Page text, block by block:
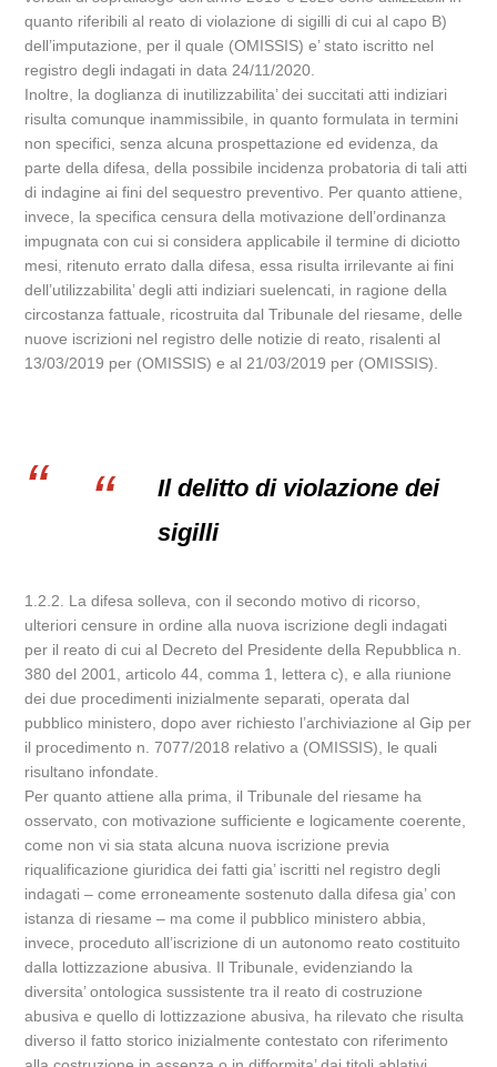
quanto riferibili al reato di violazione di sigilli di cui al capo B)
dell’imputazione, per il quale (OMISSIS) e’ stato iscritto nel
registro degli indagati in data 24/11/2020.
Inoltre, la doglianza di inutilizzabilita’ dei succitati atti indiziari
risulta comunque inammissibile, in quanto formulata in termini
non specifici, senza alcuna prospettazione ed evidenza, da
parte della difesa, della possibile incidenza probatoria di tali atti
di indagine ai fini del sequestro preventivo. Per quanto attiene,
invece, la specifica censura della motivazione dell’ordinanza
impugnata con cui si considera applicabile il termine di diciotto
mesi, ritenuto errato dalla difesa, essa risulta irrilevante ai fini
dell’utilizzabilita’ degli atti indiziari suelencati, in ragione della
circostanza fattuale, ricostruita dal Tribunale del riesame, delle
nuove iscrizioni nel registro delle notizie di reato, risalenti al
13/03/2019 per (OMISSIS) e al 21/03/2019 per (OMISSIS).
Il delitto di violazione dei
sigilli
1.2.2. La difesa solleva, con il secondo motivo di ricorso,
ulteriori censure in ordine alla nuova iscrizione degli indagati
per il reato di cui al Decreto del Presidente della Repubblica n.
380 del 2001, articolo 44, comma 1, lettera c), e alla riunione
dei due procedimenti inizialmente separati, operata dal
pubblico ministero, dopo aver richiesto l’archiviazione al Gip per
il procedimento n. 7077/2018 relativo a (OMISSIS), le quali
risultano infondate.
Per quanto attiene alla prima, il Tribunale del riesame ha
osservato, con motivazione sufficiente e logicamente coerente,
come non vi sia stata alcuna nuova iscrizione previa
riqualificazione giuridica dei fatti gia’ iscritti nel registro degli
indagati – come erroneamente sostenuto dalla difesa gia’ con
istanza di riesame – ma come il pubblico ministero abbia,
invece, proceduto all’iscrizione di un autonomo reato costituito
dalla lottizzazione abusiva. Il Tribunale, evidenziando la
diversita’ ontologica sussistente tra il reato di costruzione
abusiva e quello di lottizzazione abusiva, ha rilevato che risulta
diverso il fatto storico inizialmente contestato con riferimento